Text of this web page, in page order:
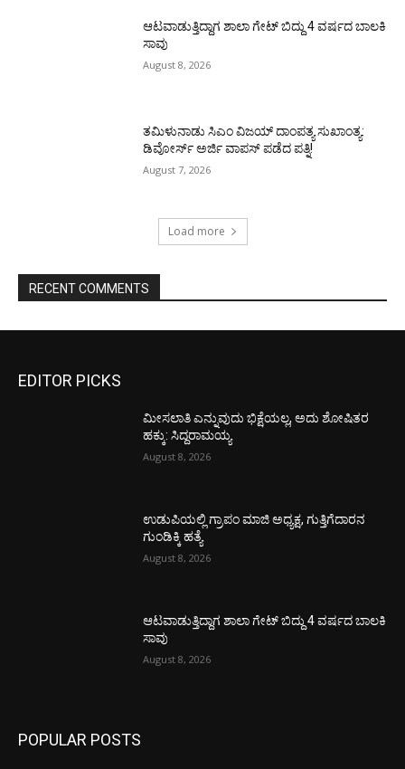
ಆಟವಾಡುತ್ತಿದ್ದಾಗ ಶಾಲಾ ಗೇಟ್‌ ಬಿದ್ದು 4 ವರ್ಷದ ಬಾಲಕಿ
ಸಾವು
August 8, 2026
ತಮಿಳುನಾಡು ಸಿಎಂ ವಿಜಯ್‌ ದಾಂಪತ್ಯ ಸುಖಾಂತ್ಯ:
ಡಿವೋರ್ಸ್‌ ಅರ್ಜಿ ವಾಪಸ್‌ ಪಡೆದ ಪತ್ನಿ!
August 7, 2026
Load more
RECENT COMMENTS
EDITOR PICKS
ಮೀಸಲಾತಿ ಎನ್ನುವುದು ಭಿಕ್ಷೆಯಲ್ಲ, ಅದು ಶೋಷಿತರ
ಹಕ್ಕು: ಸಿದ್ದರಾಮಯ್ಯ
August 8, 2026
ಉಡುಪಿಯಲ್ಲಿ ಗ್ರಾಪಂ ಮಾಜಿ ಅಧ್ಯಕ್ಷ, ಗುತ್ತಿಗೆದಾರನ
ಗುಂಡಿಕ್ಕಿ ಹತ್ಯೆ
August 8, 2026
ಆಟವಾಡುತ್ತಿದ್ದಾಗ ಶಾಲಾ ಗೇಟ್‌ ಬಿದ್ದು 4 ವರ್ಷದ ಬಾಲಕಿ
ಸಾವು
August 8, 2026
POPULAR POSTS